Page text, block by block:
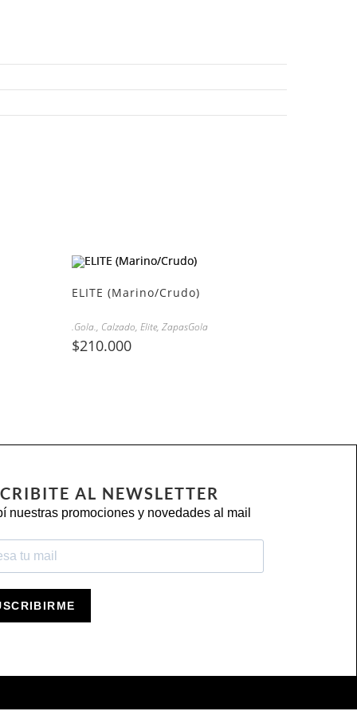
ELITE (Marino/Crudo)
.Gola., Calzado, Elite, ZapasGola
$210.000
AL NEWSLETTER
nuestras promociones y novedades al mail